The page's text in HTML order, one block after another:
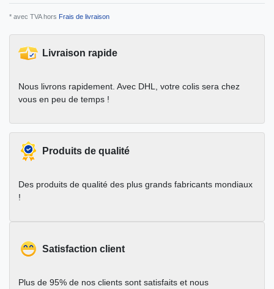
* avec TVA hors Frais de livraison
Livraison rapide
Nous livrons rapidement. Avec DHL, votre colis sera chez
vous en peu de temps !
Produits de qualité
Des produits de qualité des plus grands fabricants mondiaux
!
Satisfaction client
Plus de 95% de nos clients sont satisfaits et nous